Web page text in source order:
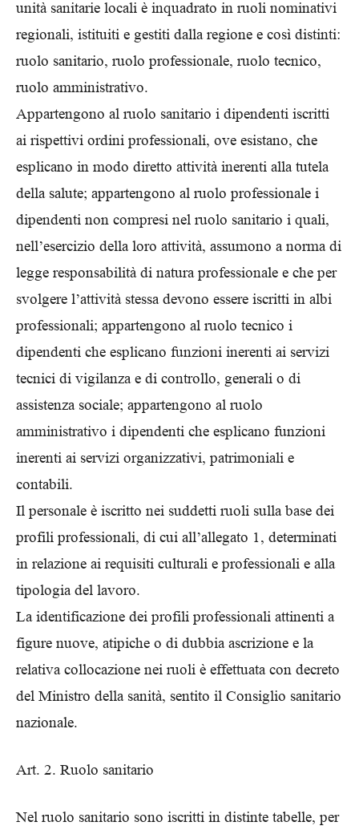
unità sanitarie locali è inquadrato in ruoli nominativi
regionali, istituiti e gestiti dalla regione e così distinti:
ruolo sanitario, ruolo professionale, ruolo tecnico,
ruolo amministrativo.
Appartengono al ruolo sanitario i dipendenti iscritti
ai rispettivi ordini professionali, ove esistano, che
esplicano in modo diretto attività inerenti alla tutela
della salute; appartengono al ruolo professionale i
dipendenti non compresi nel ruolo sanitario i quali,
nell’esercizio della loro attività, assumono a norma di
legge responsabilità di natura professionale e che per
svolgere l’attività stessa devono essere iscritti in albi
professionali; appartengono al ruolo tecnico i
dipendenti che esplicano funzioni inerenti ai servizi
tecnici di vigilanza e di controllo, generali o di
assistenza sociale; appartengono al ruolo
amministrativo i dipendenti che esplicano funzioni
inerenti ai servizi organizzativi, patrimoniali e
contabili.
Il personale è iscritto nei suddetti ruoli sulla base dei
profili professionali, di cui all’allegato 1, determinati
in relazione ai requisiti culturali e professionali e alla
tipologia del lavoro.
La identificazione dei profili professionali attinenti a
figure nuove, atipiche o di dubbia ascrizione e la
relativa collocazione nei ruoli è effettuata con decreto
del Ministro della sanità, sentito il Consiglio sanitario
nazionale.
Art. 2. Ruolo sanitario
Nel ruolo sanitario sono iscritti in distinte tabelle, per